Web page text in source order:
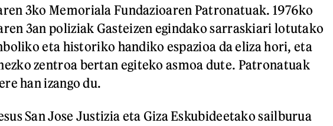
3ko Memoriala Fundazioaren Patronatuak. 1976ko
3an poliziak Gasteizen egindako sarraskiari lotutako
eta historiko handiko espazioa da eliza hori, eta
zentroa bertan egiteko asmoa dute. Patronatuak
han izango du.
San Jose Justizia eta Giza Eskubideetako sailburua